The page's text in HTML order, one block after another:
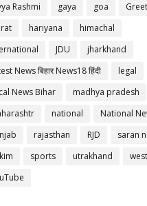
Rashmi
gaya goa
hariyana
himachal
JDU
jharkhand
News बिहार News18 हिंदी
legal
News Bihar
madhya pradesh
national
National
rajasthan RJD
saran
sports utrakhand